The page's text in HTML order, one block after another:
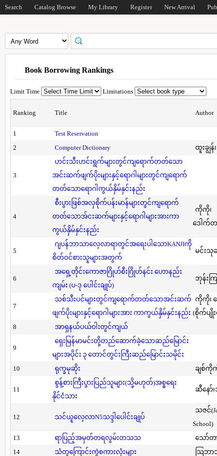
Search Catalog Browse My Library Register New Arrival
Book Borrowing Rankings
Limit Time Limitations
Ranking Title Author
1
Test Reservation
2
Computer Dictionary ထူးချွန်
3
ဟင်းသီးဟင်းရွက်များတွင်ကျရောက်တတ်သော
အင်းဆက်ဖျက်ပိုးများနှင့်ရောဂါများတွင်ကျရောက်
တတ်သောရောဂါကွယ်နှိမ်နှင်းနည်း
4
စီးပွားဖြစ်အလှစိုက်ပန်းမာန်များတွင်ကျရောက်
တတ်သောအ်ငးဆက်များနှင့်ရောဂါများအားကာ
ကွယ်နှိမ်နှင်းနည်း
ကိုကို၊
ဒေါက်တ
5
ဂျပန်ဘာသာလေ့လာရာတွင်အရေးပါသောKANJIကို
စိတ်ဝင်စားသူများအတွက်
မင်းသုခ
6
အရှေ့တိုင်းကောဇာဂြိုဟ်စီးဂြိုဟ်နင်း ဟောနည်း
ကျမ်း (ပ-ဒု ပေါင်းချုပ်)
ဘုန်းက
7
သစ်သီးပင်များတွင်ကျရောက်တတ်သောအင်းဆက်
ဖျက်ပိုးများနှင့်ရောဂါများအား ကာကွယ်နှိမ်နှင်းနည်း
ကိုကို၊
(စိုက်ပျိုး
8
အာရှနယ်ပယ်ဝါးတွင်ကျယ်
9
ရှေးမြန်မာမင်းတို့တည်ဆောက်ခဲ့သောဆည်မြောင်း
များအပိုင်း ၃ တောင်တွင်းကြီးဆည်မြောင်းသမိုင်း
10
ရုက္ခမုဆိုး ချစ်ကို
11
စွန့်စားကြီးပွားပြည်သူများ(သို့မဟုတ်)အစ္စရေး
နိုင်ငံသား
ဆီနော်၊
12 သင်ယူလေ့လာN5သဒ္ဒါပေါင်းချုပ်
သဇင်
School)
13
ရာပြည့်အမှတ်တရလွမ်းတသသ
သော်တ
14
သံတူကြောင်းကွဲစကားလုံးများ
သြဘာ